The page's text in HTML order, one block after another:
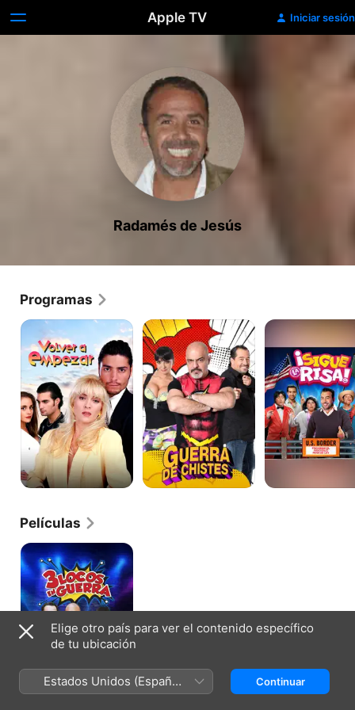
Apple TV Iniciar sesión
Radamés de Jesús
Programas
Volver
Empezar
Guerra
de
Chistes
Sigue
Risa
Películas
3
Locos
en
Guerra
Elige otro país para ver el contenido específico
de tu ubicación
Estados Unidos (Español
México)
Continuar